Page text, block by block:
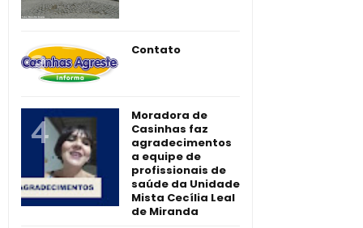
Contato
Moradora de
Casinhas faz
agradecimentos
a equipe de
profissionais de
saúde da Unidade
Mista Cecília Leal
de Miranda